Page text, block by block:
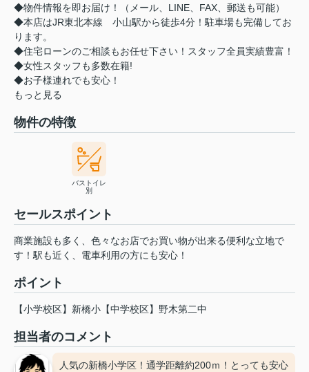
◆物件情報を即お届け！（メール、LINE、FAX、郵送も可能）
◆本店はJR東北本線 小山駅から徒歩4分！駐車場も完備してお
ります。
◆住宅ローンのご相談もお任せ下さい！スタッフ全員実績豊富！
◆女性スタッフも多数在籍!
◆お子様連れでも安心！
もっと見る
物件の特徴
バストイレ
別
セールスポイント
商業施設も多く、色々なお店でお買い物が出来る便利な立地で
す！駅も近く、電車利用の方にも安心！
ポイント
【小学校区】新橋小【中学校区】野木第二中
担当者のコメント
人気の新橋小学区！通学距離約200ｍ！とっても安心